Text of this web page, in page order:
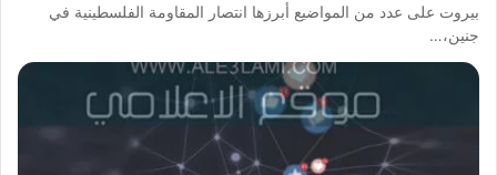
بيروت على عدد من المواضيع أبرزها انتصار المقاومة الفلسطينية في
جنين،…